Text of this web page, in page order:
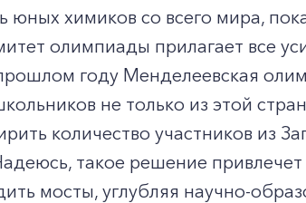
химиков со всего мира,
олимпиады прилагает все
году Менделеевская
не только из этой
количество участников из
такое решение
мосты, углубляя научно-